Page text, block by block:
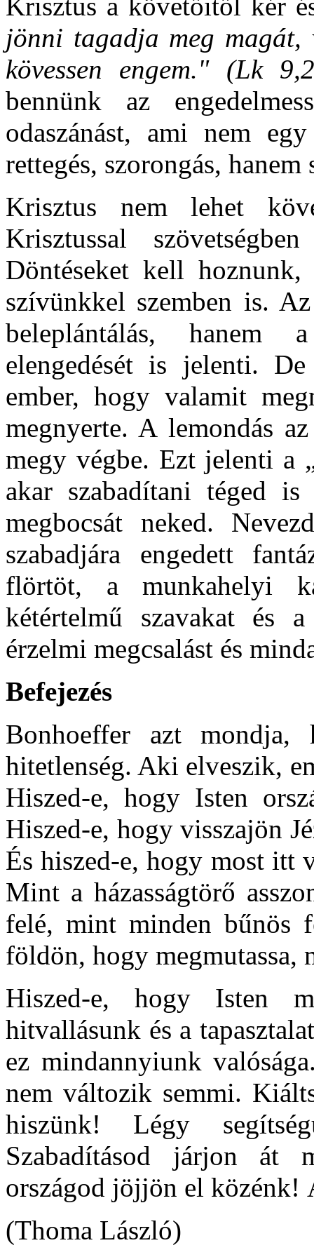
jönni tagadja meg magát,
kövessen engem." (Lk
bennünk az
odaszánást, ami nem
rettegés, szorongás, hanem
Krisztus nem lehet
Krisztussal
Döntéseket kell
szívünkkel szemben is.
beleplántálás, hanem
elengedését is jelenti.
ember, hogy valamit
megnyerte. A lemondás
megy végbe. Ezt jelenti a
akar szabadítani téged
megbocsát neked.
szabadjára engedett
flörtöt, a munkahelyi
kétértelmű szavakat és
érzelmi megcsalást és
Befejezés
Bonhoeffer azt mondja,
hitetlenség. Aki elveszik,
Hiszed-e, hogy Isten
Hiszed-e, hogy visszajön
És hiszed-e, hogy most itt
Mint a házasságtörő
felé, mint minden bűnös
földön, hogy megmutassa,
Hiszed-e, hogy Isten
hitvallásunk és a
ez mindannyiunk
nem változik semmi.
hiszünk! Légy
Szabadításod járjon át
országod jöjjön el közénk!
(Thoma László)